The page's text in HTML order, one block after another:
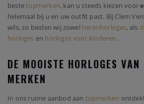
bestetopmerken, kan u steeds kiezen voor
helemaal bij u en uw outfit past. Bij Clem
wils, zo bieden wij zowel herenhorloges, als
horloges en horloges voor kinderen.
DE MOOISTE HORLOGES VAN
MERKEN
In ons ruime aanbod aan topmerken